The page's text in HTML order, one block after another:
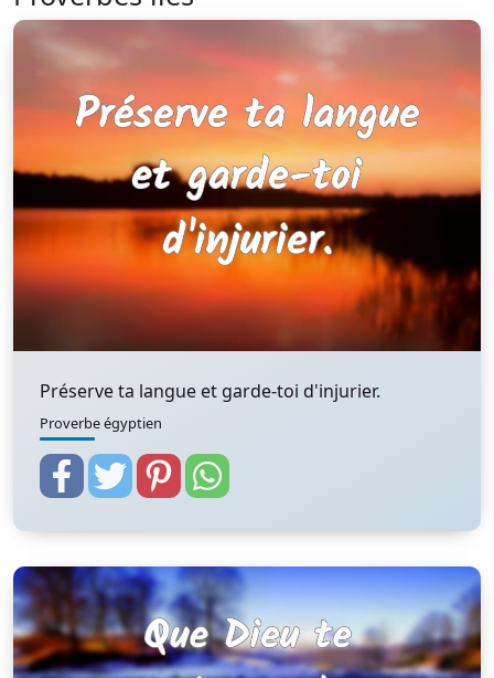
Préserve ta langue et garde-toi d'injurier.
Proverbe égyptien